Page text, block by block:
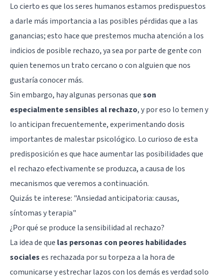
Lo cierto es que los seres humanos estamos predispuestos
a darle más importancia a las posibles pérdidas que a las
ganancias; esto hace que prestemos mucha atención a los
indicios de posible rechazo, ya sea por parte de gente con
quien tenemos un trato cercano o con alguien que nos
gustaría conocer más.
Sin embargo, hay algunas personas queson
especialmente sensibles al rechazo, y por eso lo temen y
lo anticipan frecuentemente, experimentando dosis
importantes de malestar psicológico. Lo curioso de esta
predisposición es que hace aumentar las posibilidades que
el rechazo efectivamente se produzca, a causa de los
mecanismos que veremos a continuación.
Quizás te interese: "Ansiedad anticipatoria: causas,
síntomas y terapia"
¿Por qué se produce la sensibilidad al rechazo?
La idea de que las personas con peores habilidades
socialeses rechazada por su torpeza a la hora de
comunicarse y estrechar lazos con los demás es verdad solo